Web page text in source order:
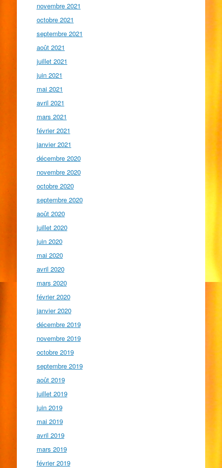
novembre 2021
octobre 2021
septembre 2021
août 2021
juillet 2021
juin 2021
mai 2021
avril 2021
mars 2021
février 2021
janvier 2021
décembre 2020
novembre 2020
octobre 2020
septembre 2020
août 2020
juillet 2020
juin 2020
mai 2020
avril 2020
mars 2020
février 2020
janvier 2020
décembre 2019
novembre 2019
octobre 2019
septembre 2019
août 2019
juillet 2019
juin 2019
mai 2019
avril 2019
mars 2019
février 2019